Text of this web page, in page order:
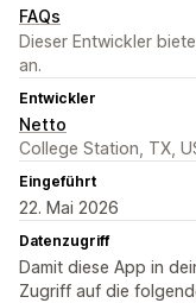
FAQs
Dieser Entwickler
an.
Entwickler
Netto
College Station, TX,
Eingeführt
22. Mai 2026
Datenzugriff
Damit diese App in
Zugriff auf die